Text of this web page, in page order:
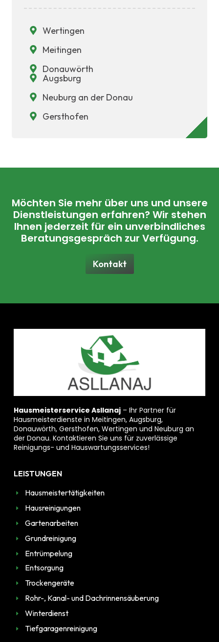
Wertingen
Meitingen
Donauwörth
Augsburg
Neuburg an der Donau
Gersthofen
Möchten Sie mehr über uns und unsere
Dienstleistungen erfahren? Wir stehen
Ihnen jederzeit für ein unverbindliches
Beratungsgespräch zur Verfügung.
Kontakt
Hausmeisterservice Asllanaj – Ihr Partner für
Hausmeisterdienste in Meitingen, Augsburg,
Donauwörth, Gersthofen, Wertingen und Neuburg an
der Donau. Kontaktieren Sie uns für zuverlässige
Reinigungs- und Hauswartungsservices!
LEISTUNGEN
Hausmeistertätigkeiten
Hausreinigungen
Gartenarbeiten
Grundreinigung
Entrümpelung
Entsorgung
Trockengeräte
Rohr-, Kanal- und Dachrinnensäuberung
Winterdienst
Tiefgaragenreinigung